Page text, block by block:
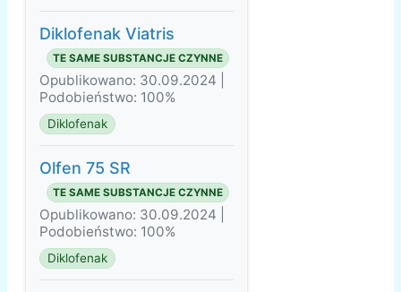
Diklofenak Viatris
TE SAME SUBSTANCJE CZYNNE
Opublikowano: 30.09.2024 |
Podobieństwo: 100%
Diklofenak
Olfen 75 SR
TE SAME SUBSTANCJE CZYNNE
Opublikowano: 30.09.2024 |
Podobieństwo: 100%
Diklofenak